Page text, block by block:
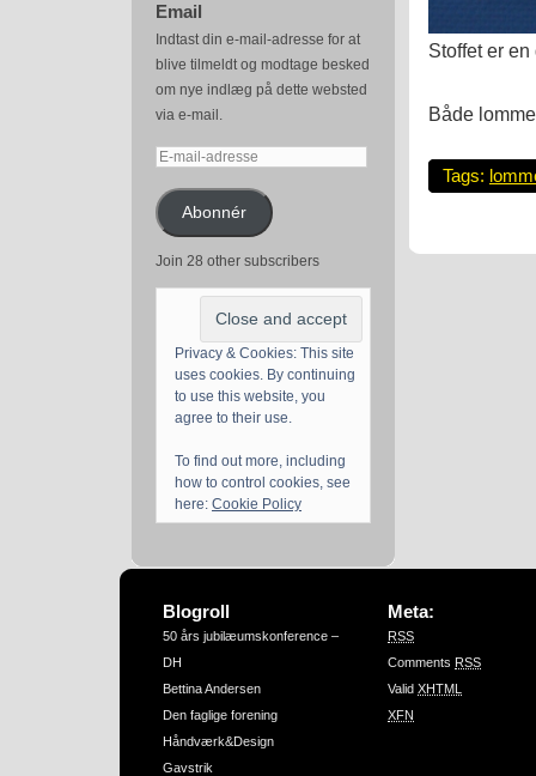
Email
Indtast din e-mail-adresse for at
blive tilmeldt og modtage besked
om nye indlæg på dette websted
via e-mail.
E-
adresseAbonnér
Join 28 other subscribers
Privacy & Cookies: This site
uses cookies. By continuing
to use this website, you
agree to their use.
To find out more, including
how to control cookies, see
here: Cookie Policy
Stoffet er
Både
Tags:
Blogroll
50 års jubilæumskonference –
DH
Bettina Andersen
Den faglige forening
Håndværk&Design
Gavstrik
Meta:
RSS
Comments RSS
Valid XHTML
XFN